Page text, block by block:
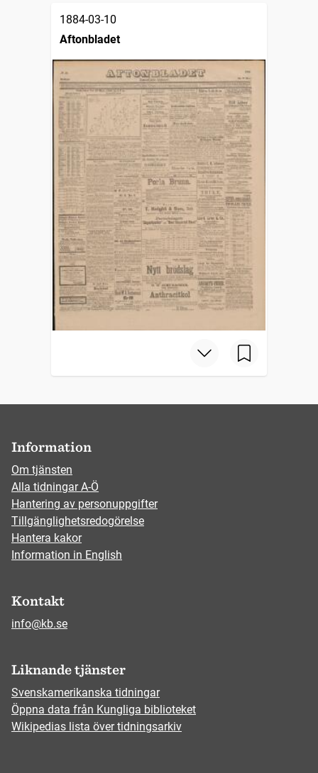
1884-03-10
Aftonbladet
Information
Om tjänsten
Alla tidningar A-Ö
Hantering av personuppgifter
Tillgänglighetsredogörelse
Hantera kakor
Information in English
Kontakt
info@kb.se
Liknande tjänster
Svenskamerikanska tidningar
Öppna data från Kungliga biblioteket
Wikipedias lista över tidningsarkiv